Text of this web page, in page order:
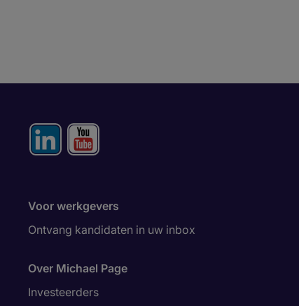
Voor werkgevers
Ontvang kandidaten in uw inbox
Over Michael Page
Investeerders